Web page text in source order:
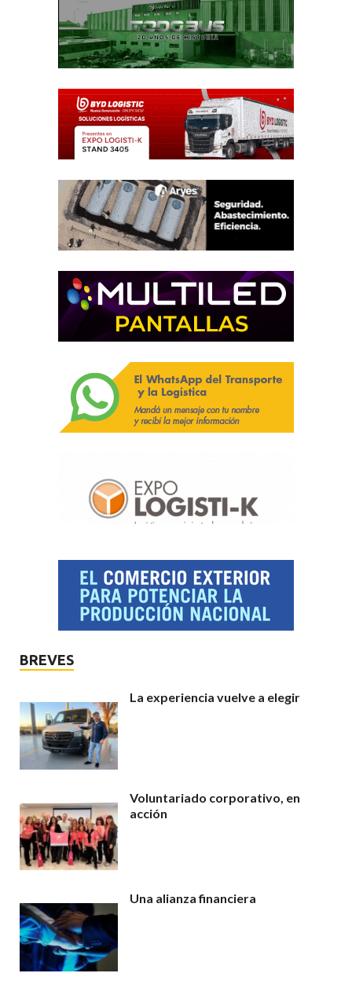
BREVES
La experiencia vuelve a elegir
Voluntariado corporativo, en
acción
Una alianza financiera